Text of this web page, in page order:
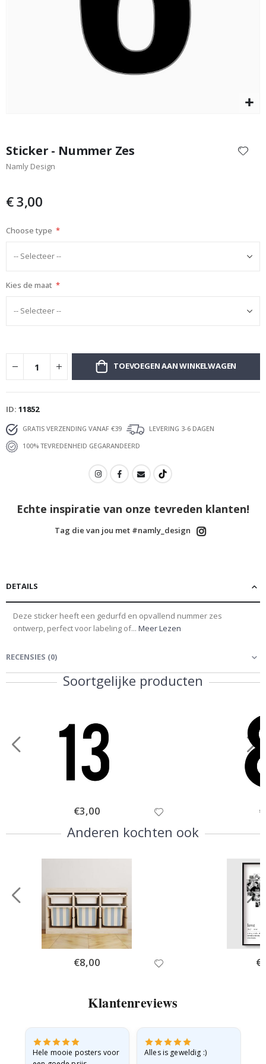
Special
Price
25,00 €
naar
het
begin
afbeeldingen-
Sticker - Nummer Zes
Namly Design
€ 3,00
Choose type
Kies de maat
TOEVOEGEN AAN WINKELWAGEN
ID 11852
GRATIS VERZENDING VANAF €39
LEVERING 3-6 DAGEN
100% TEVREDENHEID GEGARANDEERD
Echte inspiratie van onze tevreden klanten!
Tag die van jou met #namly_design
DETAILS
Deze sticker heeft een gedurfd en opvallend nummer zes
ontwerp, perfect voor labeling of... Meer Lezen
RECENSIES (0)
Soortgelijke producten
Special
Price
€3,00
Anderen kochten ook
Special
Price
€8,00
Klantenreviews
Hele mooie posters voor
Alles is geweldig :)